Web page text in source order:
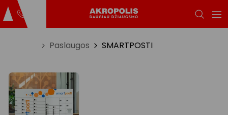
Paslaugos SMARTPOSTI